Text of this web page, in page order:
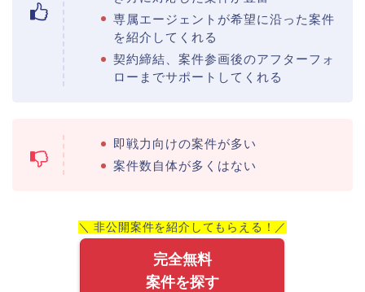
専属エージェントが希望に沿った案件
を紹介してくれる
契約締結、案件参画後のアフターフォ
ローまでサポートしてくれる
即戦力向けの案件が多い
案件数自体が多くはない
＼ 非公開案件を紹介してもらえる！／
完全無料
案件を探す